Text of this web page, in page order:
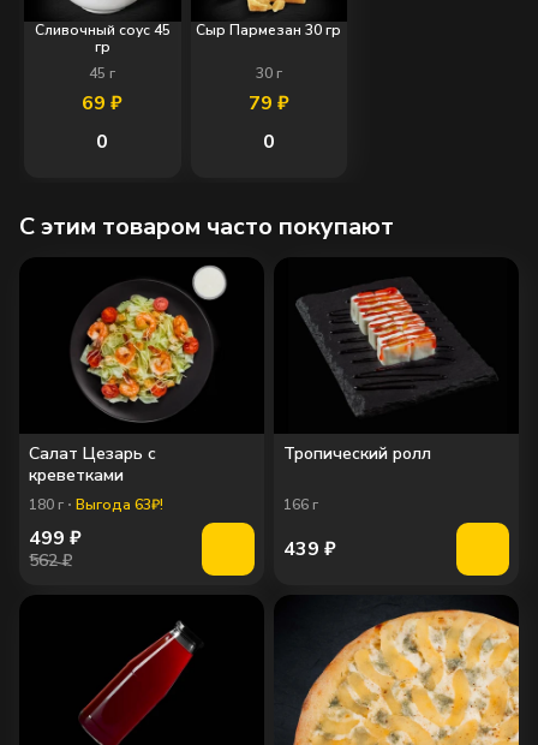
Сливочный соус 45
гр
45 г
69₽
0
Сыр Пармезан 30 гр
30г
79 ₽
0
C этим товаром часто покупают
Салат Цезарь с
креветками
180 г Выгода 63₽!
499 ₽
562 ₽
Тропический ролл
166 г
439 ₽